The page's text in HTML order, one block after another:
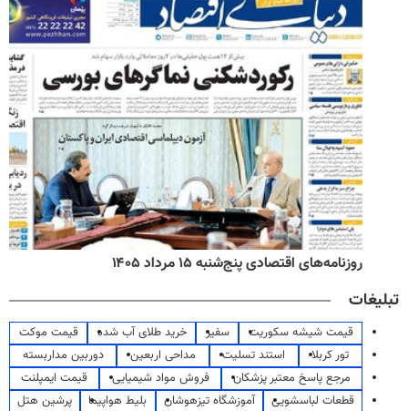
روزنامه‌های اقتصادی پنج‌شنبه ۱۵ مرداد ۱۴۰۵
تبلیغات
قیمت شیشه سکوریت سفیر خرید طلای آب شده
قیمت موکت
تور کربلا
استند تسلیت مداحی اربعین
دوربین مداربسته
مرجع پاسخ معتبر پزشکان
فروش مواد شیمیایی
قیمت ایمپلنت
قطعات لباسشویی
آموزشگاه تیزهوشان بلیط هواپیما
پرشین هتل